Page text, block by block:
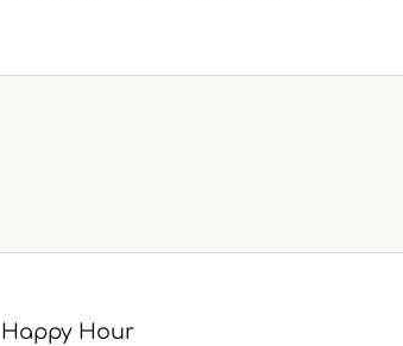
Happy Hour